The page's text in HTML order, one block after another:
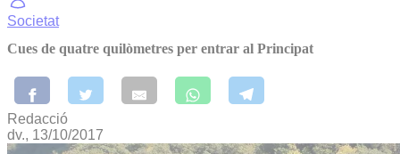
Societat
Cues de quatre quilòmetres per entrar al Principat
Redacció
dv., 13/10/2017